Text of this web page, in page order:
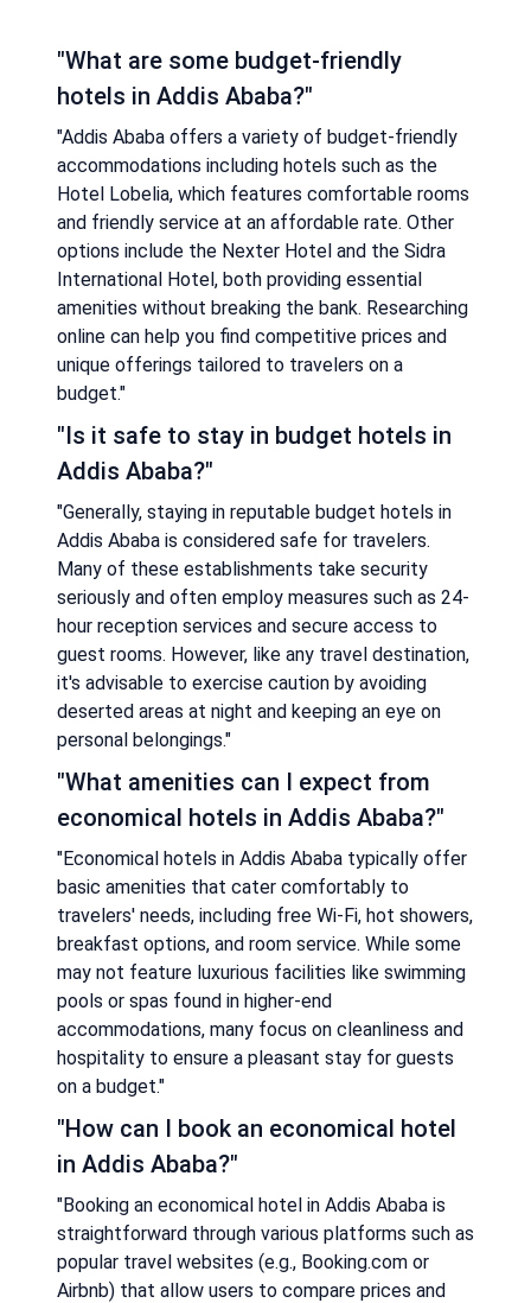
"What are some budget-friendly
hotels in Addis Ababa?"
"Addis Ababa offers a variety of budget-friendly
accommodations including hotels such as the
Hotel Lobelia, which features comfortable rooms
and friendly service at an affordable rate. Other
options include the Nexter Hotel and the Sidra
International Hotel, both providing essential
amenities without breaking the bank. Researching
online can help you find competitive prices and
unique offerings tailored to travelers on a
budget."
"Is it safe to stay in budget hotels in
Addis Ababa?"
"Generally, staying in reputable budget hotels in
Addis Ababa is considered safe for travelers.
Many of these establishments take security
seriously and often employ measures such as 24-
hour reception services and secure access to
guest rooms. However, like any travel destination,
it's advisable to exercise caution by avoiding
deserted areas at night and keeping an eye on
personal belongings."
"What amenities can I expect from
economical hotels in Addis Ababa?"
"Economical hotels in Addis Ababa typically offer
basic amenities that cater comfortably to
travelers' needs, including free Wi-Fi, hot showers,
breakfast options, and room service. While some
may not feature luxurious facilities like swimming
pools or spas found in higher-end
accommodations, many focus on cleanliness and
hospitality to ensure a pleasant stay for guests
on a budget."
"How can I book an economical hotel
in Addis Ababa?"
"Booking an economical hotel in Addis Ababa is
straightforward through various platforms such as
popular travel websites (e.g., Booking.com or
Airbnb) that allow users to compare prices and